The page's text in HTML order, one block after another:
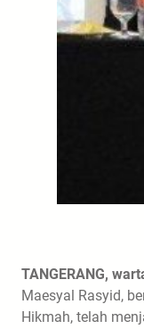
TANGERANG,
Maesyal Rasyid,
Hikmah, telah